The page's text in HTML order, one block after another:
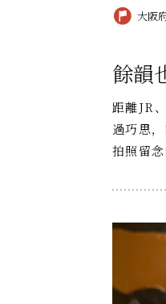
大阪
餘韻
距離JR
過巧思
拍照留念